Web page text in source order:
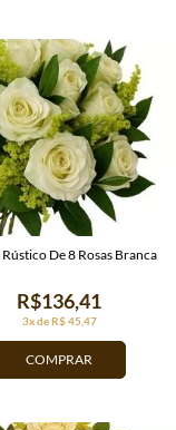
COMPRAR
3x de R$ 45,47
R$136,41
De 8 Rosas Branca